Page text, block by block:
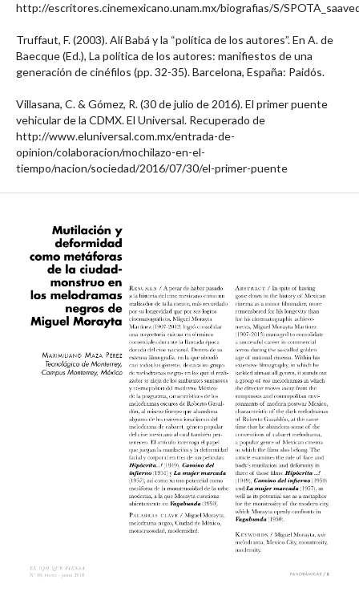
http://escritores.cinemexicano.unam.mx/biografias/S/
Truffaut, F. (2003). Alí Babá y la “política de los autores”. En A. de
Baecque (Ed.), La política de los autores: manifiestos de una
generación de cinéfilos (pp. 32-35). Barcelona, España: Paidós.
Villasana, C. & Gómez, R. (30 de julio de 2016). El primer puente
vehicular de la CDMX. El Universal. Recuperado de
http://www.eluniversal.com.mx/entrada-de-
opinion/colaboracion/mochilazo-en-el-
tiempo/nacion/sociedad/2016/07/30/el-primer-puente